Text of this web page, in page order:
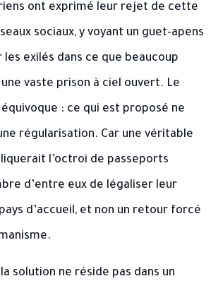
ont exprimé leur rejet de cette
sociaux, y voyant un guet-apens
exilés dans ce que beaucoup
vaste prison à ciel ouvert. Le
: ce qui est proposé ne
régularisation. Car une véritable
l’octroi de passeports
d’entre eux de légaliser leur
d’accueil, et non un retour forcé
solution ne réside pas dans un